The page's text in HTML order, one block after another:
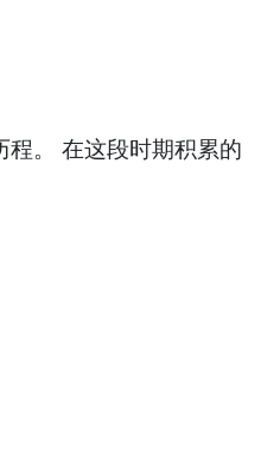
。 在这段时期积累的